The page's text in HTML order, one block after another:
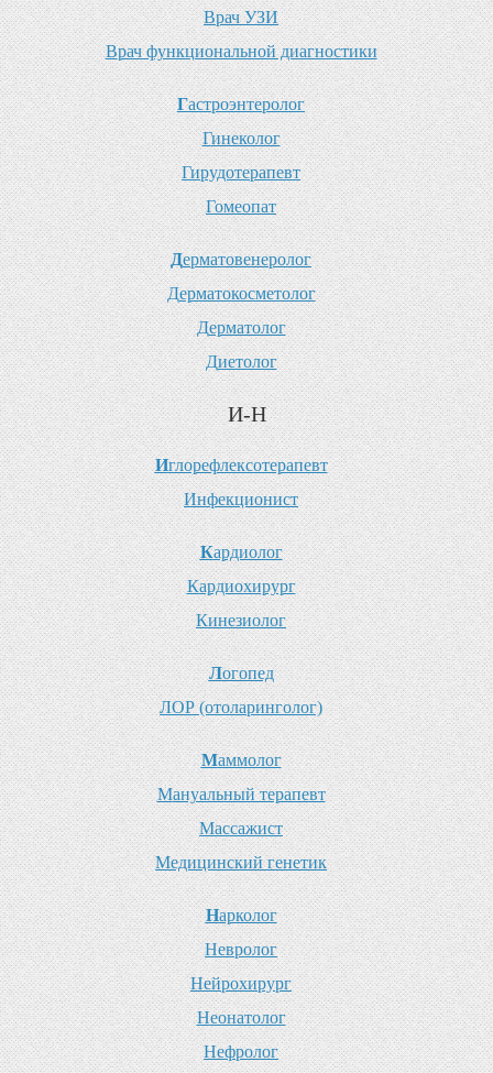
Врач УЗИ
Врач функциональной диагностики
Гастроэнтеролог
Гинеколог
Гирудотерапевт
Гомеопат
Дерматовенеролог
Дерматокосметолог
Дерматолог
Диетолог
И-Н
Иглорефлексотерапевт
Инфекционист
Кардиолог
Кардиохирург
Кинезиолог
Логопед
ЛОР (отоларинголог)
Маммолог
Мануальный терапевт
Массажист
Медицинский генетик
Нарколог
Невролог
Нейрохирург
Неонатолог
Нефролог